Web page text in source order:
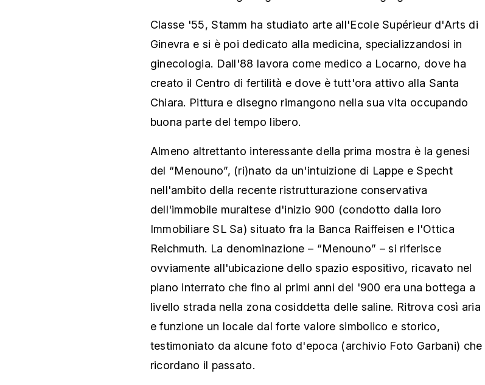
Classe '55, Stamm ha studiato arte all'Ecole Supérieur d'Arts di
Ginevra e si è poi dedicato alla medicina, specializzandosi in
ginecologia. Dall'88 lavora come medico a Locarno, dove ha
creato il Centro di fertilità e dove è tutt'ora attivo alla Santa
Chiara. Pittura e disegno rimangono nella sua vita occupando
buona parte del tempo libero.
Almeno altrettanto interessante della prima mostra è la genesi
del “Menouno”, (ri)nato da un'intuizione di Lappe e Specht
nell'ambito della recente ristrutturazione conservativa
dell'immobile muraltese d'inizio 900 (condotto dalla loro
Immobiliare SL Sa) situato fra la Banca Raiffeisen e l'Ottica
Reichmuth. La denominazione – “Menouno” – si riferisce
ovviamente all'ubicazione dello spazio espositivo, ricavato nel
piano interrato che fino ai primi anni del '900 era una bottega a
livello strada nella zona cosiddetta delle saline. Ritrova così aria
e funzione un locale dal forte valore simbolico e storico,
testimoniato da alcune foto d'epoca (archivio Foto Garbani) che
ricordano il passato.